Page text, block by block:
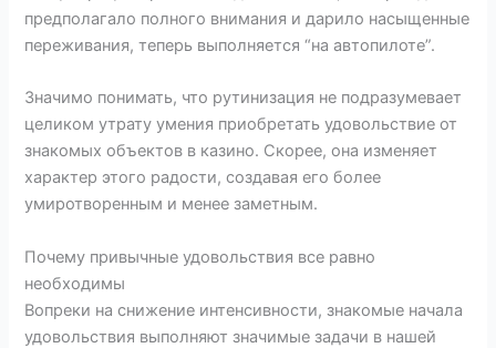
предполагало полного внимания и дарило насыщенные
переживания, теперь выполняется “на автопилоте”.
Значимо понимать, что рутинизация не подразумевает
целиком утрату умения приобретать удовольствие от
знакомых объектов в казино. Скорее, она изменяет
характер этого радости, создавая его более
умиротворенным и менее заметным.
Почему привычные удовольствия все равно
необходимы
Вопреки на снижение интенсивности, знакомые начала
удовольствия выполняют значимые задачи в нашей